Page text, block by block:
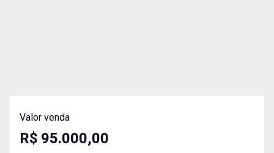
Valor venda
R$ 95.000,00